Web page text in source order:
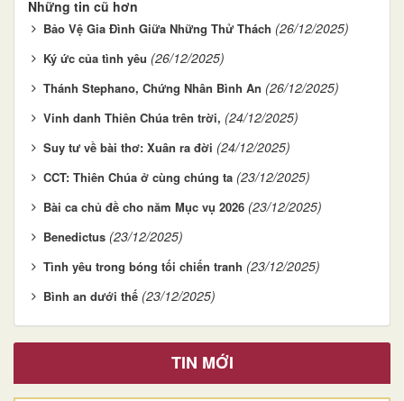
Những tin cũ hơn
Bảo Vệ Gia Đình Giữa Những Thử Thách (26/12/2025)
Ký ức của tình yêu (26/12/2025)
Thánh Stephano, Chứng Nhân Bình An (26/12/2025)
Vinh danh Thiên Chúa trên trời, (24/12/2025)
Suy tư về bài thơ: Xuân ra đời (24/12/2025)
CCT: Thiên Chúa ở cùng chúng ta (23/12/2025)
Bài ca chủ đề cho năm Mục vụ 2026 (23/12/2025)
Benedictus (23/12/2025)
Tình yêu trong bóng tối chiến tranh (23/12/2025)
Bình an dưới thế (23/12/2025)
TIN MỚI